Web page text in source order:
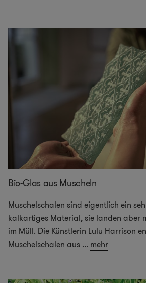
Bio-Glas aus Muscheln
Muschelschalen sind eigentlich ein
kalkartiges Material, sie landen aber
im Müll. Die Künstlerin Lulu Harrison
Muschelschalen aus ... mehr